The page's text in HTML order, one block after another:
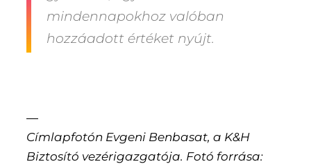
mindennapokhoz valóban
hozzáadott értéket nyújt.
—
Címlapfotón Evgeni Benbasat, a K&H
Biztosító vezérigazgatója. Fotó forrása: